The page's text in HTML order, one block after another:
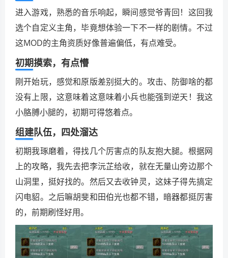
进入游戏，熟悉的音乐响起，瞬间感觉爷青回！这回我
选个自定义主角，毕竟想体验一下不一样的剧情。不过
这MOD的主角资质好像普遍偏低，有点难受。
初期摸索，有点懵
刚开始玩，感觉和原版差别挺大的。攻击、防御啥的都
没有上限，这意味着这意味着小兵也能强到逆天！我这
小胳膊小腿的，初期可得悠着点。
组建队伍，四处溜达
初期我琢磨着，得找几个厉害点的队友抱大腿。根据网
上的攻略，我先去把李沅芷给收，就在无量山旁边那个
山洞里，挺好找的。然后又去收钟灵，这妹子得先搞定
闪电貂。之后嘛胡斐和田伯光也都不错，暗器都挺厉害
的，前期刷怪好用。